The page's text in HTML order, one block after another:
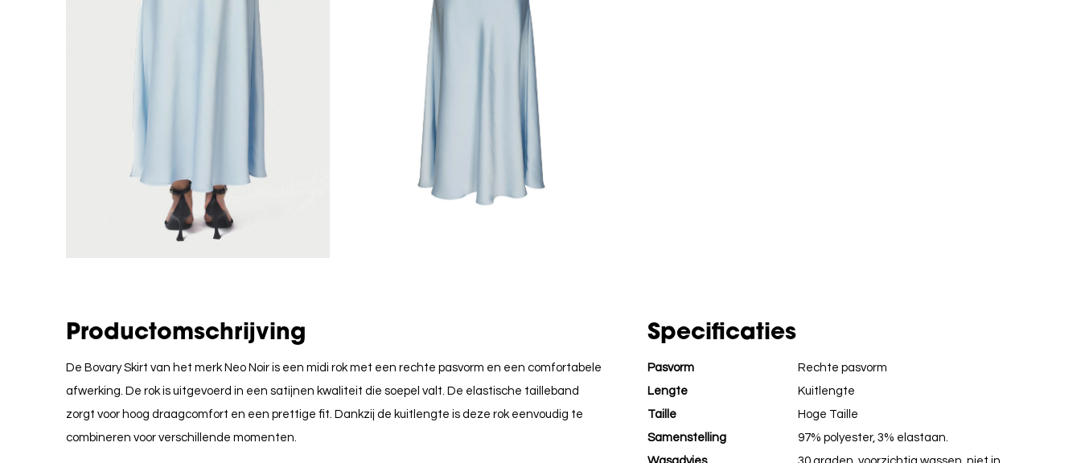
Productomschrijving
De Bovary Skirt van het merk Neo Noir is een midi rok met een rechte pasvorm en een comfortabele
afwerking. De rok is uitgevoerd in een satijnen kwaliteit die soepel valt. De elastische tailleband
zorgt voor hoog draagcomfort en een prettige fit. Dankzij de kuitlengte is deze rok eenvoudig te
combineren voor verschillende momenten.
Specificaties
Pasvorm
Rechte pasvorm
Lengte
Kuitlengte
Taille
Hoge Taille
Samenstelling
97% polyester, 3% elastaan.